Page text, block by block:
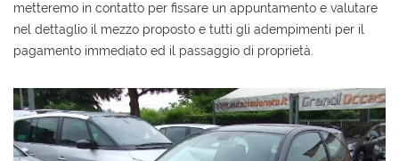
metteremo in contatto per fissare un appuntamento e valutare
nel dettaglio il mezzo proposto e tutti gli adempimenti per il
pagamento immediato ed il passaggio di proprietà.